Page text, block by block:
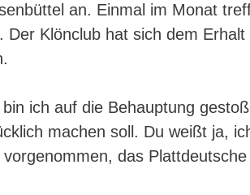
an. Einmal im Monat
Der Klönclub hat sich dem
bin ich auf die Behauptung
machen soll. Du weißt ja,
vorgenommen, das